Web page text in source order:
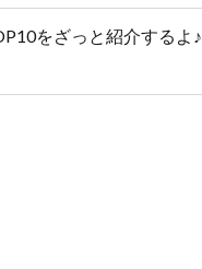
をざっと紹介するよ♪